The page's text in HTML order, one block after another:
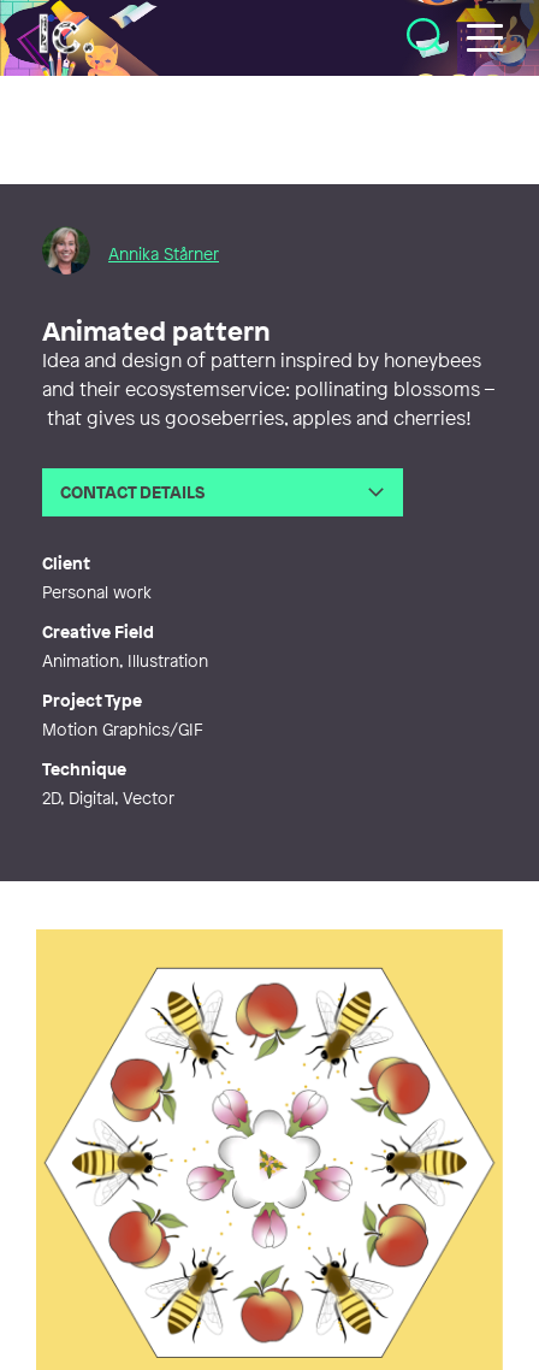
Illustratörcentrum
Annika Stårner
Animated pattern
Idea and design of pattern inspired by honeybees
and their ecosystemservice: pollinating blossoms –
that gives us gooseberries, apples and cherries!
CONTACT DETAILS
Client
Personal work
Creative Field
Animation, Illustration
Project Type
Motion Graphics/GIF
Technique
2D, Digital, Vector